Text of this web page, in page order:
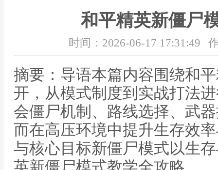
和平精英新僵尸
时间：2026-06-17 17:31:49
摘要：导语本篇内容围绕和
开，从模式制度到实战打法
会僵尸机制、路线选择、武
而在高压环境中提升生存效
与核心目标新僵尸模式以生